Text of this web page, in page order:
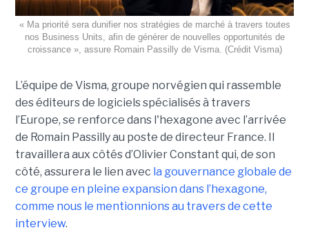
« Ma priorité sera dunifier nos stratégies de marché à travers toutes
nos Business Units, afin de générer de nouvelles opportunités de
croissance », assure Romain Passilly de Visma. (Crédit Visma)
L’équipe de Visma, groupe norvégien qui rassemble
des éditeurs de logiciels spécialisés à travers
l’Europe, se renforce dans l'hexagone avec l’arrivée
de Romain Passilly au poste de directeur France. Il
travaillera aux côtés d’Olivier Constant qui, de son
côté, assurera le lien avec la gouvernance globale de
ce groupe en pleine expansion dans l’hexagone,
comme nous le mentionnions au travers de cette
interview.